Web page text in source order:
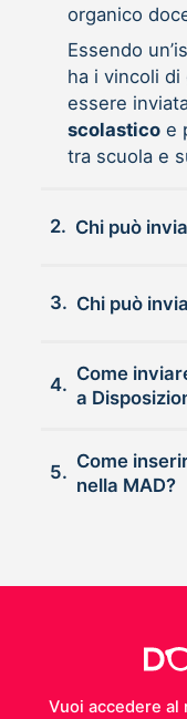
organico
Essendo
ha i vincoli
essere
scolasticoe
tra scuola e
2.
3. Chi può
4.
Come
a
5.
Come inserire le
nella MAD?
Vuoi accedere al